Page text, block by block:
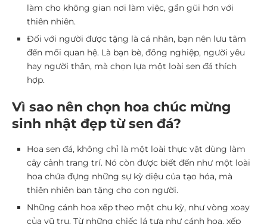
làm cho không gian nơi làm việc, gần gũi hơn với
thiên nhiên.
Đối với người được tặng là cá nhân, bạn nên lưu tâm
đến mối quan hệ. Là bạn bè, đồng nghiệp, người yêu
hay người thân, mà chọn lựa một loài sen đá thích
hợp.
Vì sao nên chọn hoa chúc mừng
sinh nhật đẹp từ sen đá?
Hoa sen đá, không chỉ là một loài thực vật dùng làm
cây cảnh trang trí. Nó còn được biết đến như một loài
hoa chứa đựng những sự kỳ diệu của tạo hóa, mà
thiên nhiên ban tặng cho con người.
Những cánh hoa xếp theo một chu kỳ, như vòng xoay
của vũ trụ. Từ những chiếc lá tựa như cánh hoa, xếp